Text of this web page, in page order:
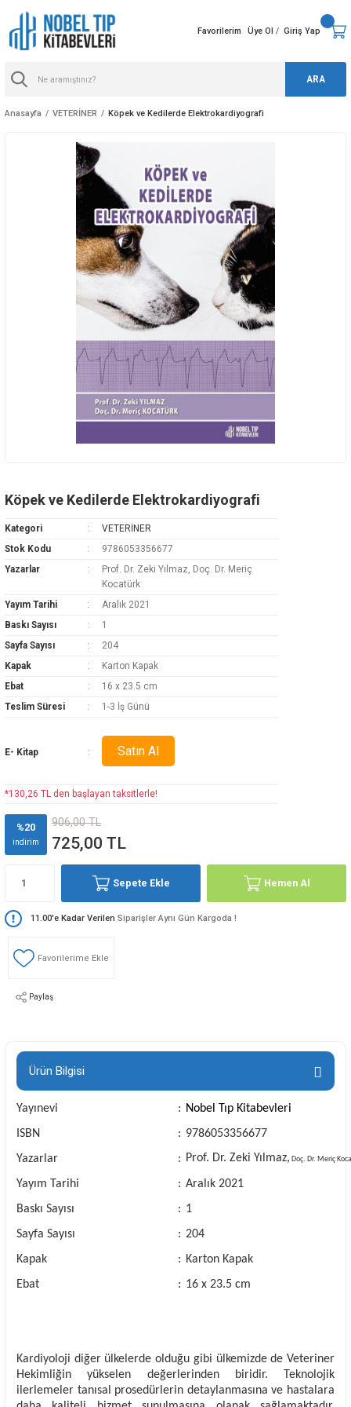
ARA
Favorilerim Üye Ol / Giriş Yap
Anasayfa VETERİNER Köpek ve Kedilerde Elektrokardiyografi
Köpek ve Kedilerde Elektrokardiyografi
Kategori
VETERİNER
Stok Kodu
9786053356677
Yazarlar
Prof. Dr. Zeki Yılmaz, Doç. Dr. Meriç
Kocatürk
Yayım Tarihi
Aralık 2021
Baskı Sayısı
1
Sayfa Sayısı
204
Kapak
Karton Kapak
Ebat
16 x 23.5 cm
Teslim Süresi
1-3 İş Günü
E- Kitap Satın Al
*130,26 TL den başlayan taksitlerle!
%20
indirim
906,00 TL
725,00 TL
Sepete Ekle Hemen Al
11.00'e Kadar Verilen Siparişler Aynı Gün Kargoda !
Paylaş
Ürün Bilgisi
Yayınevi : Nobel Tıp Kitabevleri
ISBN
: 9786053356677
Yazarlar
: Prof. Dr. Zeki Yılmaz, Doç. Dr. Meriç
Yayım Tarihi : Aralık 2021
Baskı Sayısı
: 1
Sayfa Sayısı
: 204
Kapak
: Karton Kapak
Ebat
: 16 x 23.5 cm
Kardiyoloji diğer ülkelerde olduğu gibi ülkemizde de Veteriner
Hekimliğin yükselen değerlerinden biridir. Teknolojik
ilerlemeler tanısal prosedürlerin detaylanmasına ve hastalara